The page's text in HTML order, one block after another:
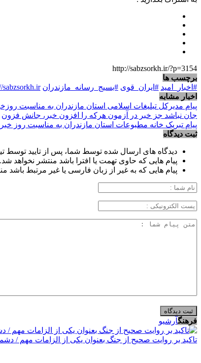
http://sabzsorkh.ir/?p=3154
برچسب ها
#اخبار_امید #ایران_قوی #بسیج_رسانه_مازندران sabzsorkh.ir
اخبار مشابه
پیام مدیرکل تبلیغات اسلامی استان مازندران به مناسبت
جان نباشد جز خبر در آزمون هرکه را افزون خبر، جانش فزون
پیام تبریک خانه مطبوعات استان مازندران به مناسبت روز
ثبت دیدگاه
دیدگاه های ارسال شده توسط شما، پس از تایید توسط
پیام هایی که حاوی تهمت یا افترا باشد منتشر نخواهد شد.
پیام هایی که به غیر از زبان فارسی یا غیر مرتبط باشد
فرهنگآرشیو
تاکید بر روایت صحیح از جنگ بعنوان یکی از الزامات مهم /